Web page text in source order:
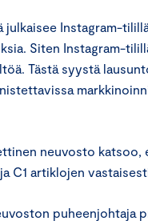
Instagram-
Siten Instagram-
Tästä syystä
neuvosto katsoo,
C1 artiklojen
puheenjohtaja